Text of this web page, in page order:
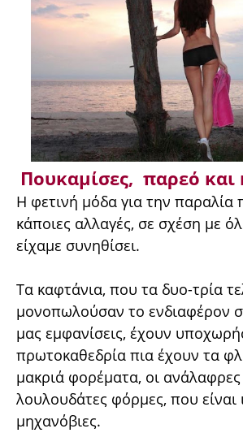
Πουκαμίσες, παρεό και
Η φετινή μόδα για την παραλία
κάποιες αλλαγές, σε σχέση με
είχαμε συνηθίσει.
Τα καφτάνια, που τα δυο-τρία
μονοπωλούσαν το ενδιαφέρον
μας εμφανίσεις, έχουν
πρωτοκαθεδρία πια έχουν τα
μακριά φορέματα, οι ανάλαφρες
λουλουδάτες φόρμες, που είναι
μηχανόβιες.